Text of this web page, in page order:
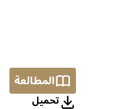
المطالعة
تحمیل